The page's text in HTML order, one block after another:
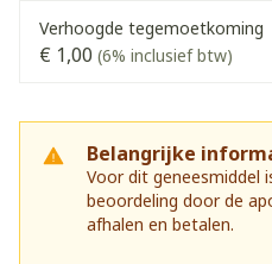
Verhoogde tegemoetkoming
€ 1,00 (6% inclusief btw)
Belangrijke
Voor dit geneesmiddel
beoordeling door de
afhalen en betalen.